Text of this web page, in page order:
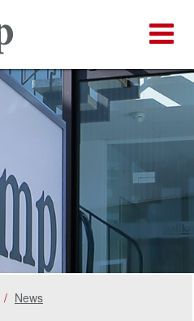
News